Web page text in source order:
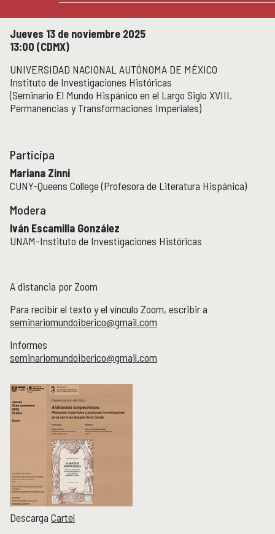
Investigación posdoctoral
Actividades académicas
ACTIVIDADES ACADÉMICAS
Actividades académicas por año
Formación
FORMACIÓN
Servicio Social
Educación Continua
EDUCACIÓN CONTINUA
Cursos y diplomados vigentes
Próximamente
Cursos y diplomados concluidos
Publicaciones y librería
PUBLICACIONES
Revistas académicas
Normas y políticas editoriales
Librería
Catálogo 1945-2025
Comunicación Pública de la Historia
COMUNICACIÓN PÚBLICA DE LA HISTORIA
Serie editorial Históricas Comunicación Pública
Podcast Históricas
Cajón de historias
Acervos
BIBLIOTECA
Servicios
Jueves 13 de noviembre 2025
13:00 (CDMX)
UNIVERSIDAD NACIONAL AUTÓNOMA DE MÉXICO
Instituto de Investigaciones Históricas
(Seminario El Mundo Hispánico en el Largo Siglo XVIII.
Permanencias y Transformaciones Imperiales)
Participa
Mariana Zinni
CUNY-Queens College (Profesora de Literatura Hispánica)
Modera
lván Escamilla González
UNAM-Instituto de Investigaciones Históricas
A distancia por Zoom
Para recibir el texto y el vínculo Zoom, escribir a
seminariomundoiberico@gmail.com
Informes
seminariomundoiberico@gmail.com
Descarga Cartel